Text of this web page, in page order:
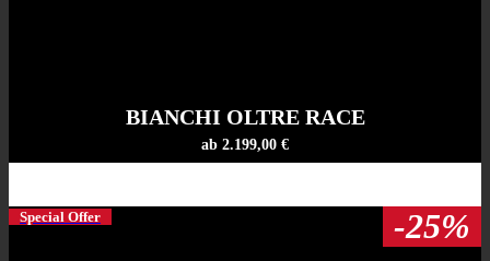
BIANCHI OLTRE RACE
ab 2.199,00 €
Special Offer -25%